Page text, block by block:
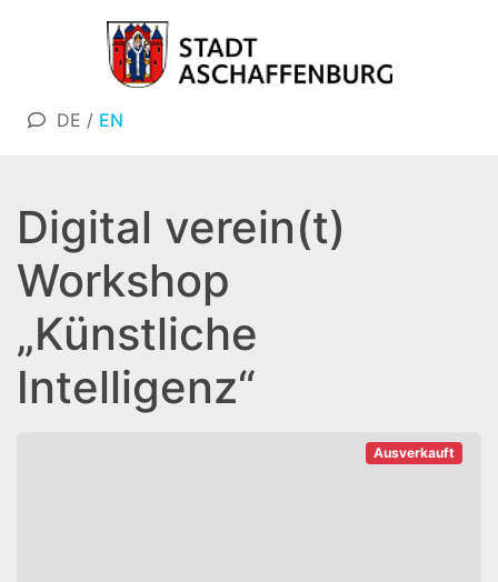
DE / EN
Digital verein(t)
Workshop
„Künstliche
Intelligenz“
Ausverkauft